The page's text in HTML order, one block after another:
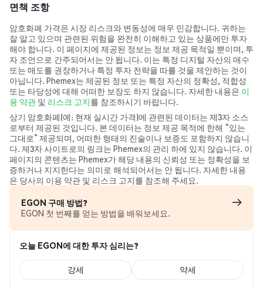
면책 조항
암호화폐 가격은 시장 리스크와 변동성에 매우 민감합니다. 귀하는
잘 알고 있으며 관련된 위험을 완전히 이해하고 있는 상품에만 투자
해야 합니다. 이 페이지에 제공된 정보는 정보 제공 목적일 뿐이며, 투
자 조언으로 간주되어서는 안 됩니다. 이는 특정 디지털 자산의 매수
또는 매도를 권장하거나 특정 투자 전략을 따를 것을 제안하는 것이
아닙니다. Phemex는 제공된 정보 또는 특정 자산의 정확성, 적합성
또는 타당성에 대해 어떠한 보장도 하지 않습니다. 자세한 내용은 이
용 약관 및 리스크 고지를 참조하시기 바랍니다.
상기 암호화폐(예: 현재 실시간 가격)에 관련된 데이터는 제3자 소스
로부터 제공된 것입니다. 본 데이터는 정보 제공 목적에 한해 “있는
그대로” 제공되며, 어떠한 형태의 진술이나 보증도 포함하지 않습니
다. 제3자 사이트로의 링크는 Phemex의 관리 하에 있지 않습니다. 이
페이지의 콘텐츠는 Phemex가 해당 내용의 신뢰성 또는 정확성을 보
증하거나 지지한다는 의미로 해석되어서는 안 됩니다. 자세한 내용
은 당사의 이용 약관 및 리스크 고지를 참조해 주세요.
EGON 구매 방법?
EGON 첫 번째를 얻는 방법을 배워보세요.
오늘 EGON에 대한 투자 심리는?
강세 약세